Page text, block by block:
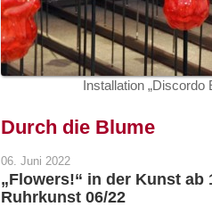
Installation „Discordo
Durch die Blume
06. Juni 2022
„Flowers!“ in der Kunst ab
Ruhrkunst 06/22